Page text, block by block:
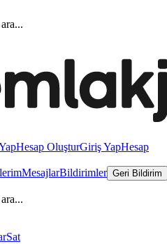
Hesap OluşturGiriş YapHesap
MesajlarBildirimler Geri Bildirim
Sat